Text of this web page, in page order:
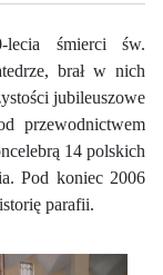
lecia śmierci św.
brał w nich
jubileuszowe
przewodnictwem
14 polskich
Pod koniec 2006
parafii.